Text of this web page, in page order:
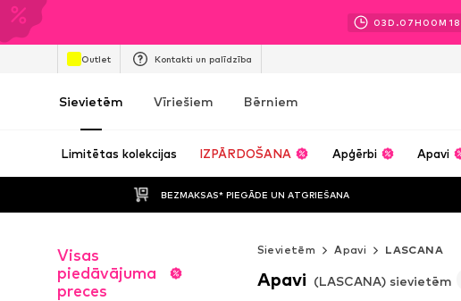
03D.07H 00M 17
Outlet Kontakti un palīdzība
Sievietēm Vīriešiem Bērniem
Limitētas kolekcijas IZPĀRDOŠANA Apģērbi Apavi
BEZMAKSAS* PIEGĀDE UN ATGRIEŠANA
Visas
piedāvājuma
preces
Sievietēm Apavi LASCANA
Apavi (LASCANA) sievietēm